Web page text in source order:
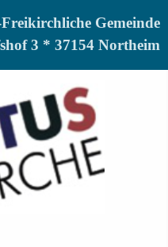
Gemeinde
3 * 37154 Northeim